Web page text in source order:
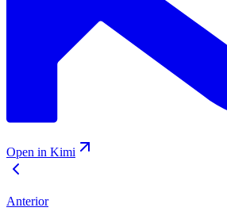
Open in Kimi
Anterior